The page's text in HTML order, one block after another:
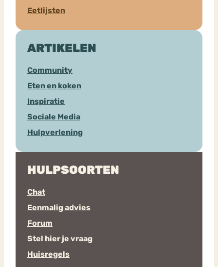
Eetlijsten
ARTIKELEN
Community
Eten en koken
Inspiratie
Sociale Media
Hulpverlening
HULPSOORTEN
Chat
Eenmalig advies
Forum
Stel hier je vraag
Huisregels